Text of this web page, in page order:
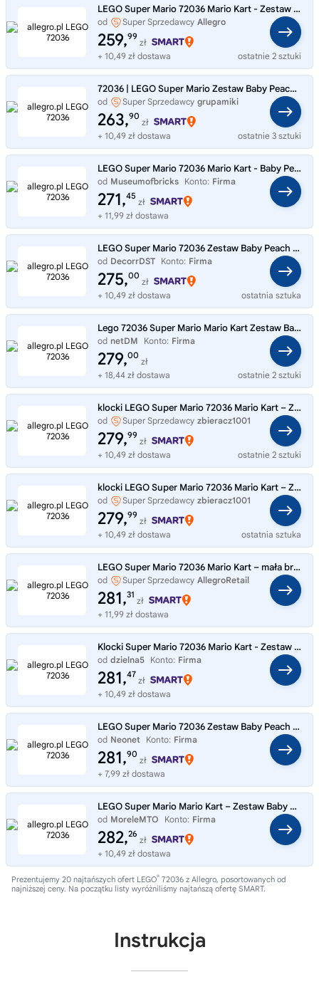
LEGO Super Mario 72036 Mario Kart - Zestaw Baby Peach i Grand Prix
od Super Sprzedawcy Allegro
259,99
zł
+ 10,49 zł dostawa
ostatnie 2 sztuki
72036 | LEGO Super Mario Zestaw Baby Peach i Grand Prix
od Super Sprzedawcy grupamiki
263,90
zł
+ 10,49 zł dostawa
ostatnie 3 sztuki
LEGO Super Mario 72036 Mario Kart - Baby Peach i zestaw Grand Prix
od Museumofbricks Konto: Firma
271,45
zł
+ 11,99 zł dostawa
LEGO Super Mario 72036 Zestaw Baby Peach i Grand Prix
od DecorrDST Konto: Firma
275,00
zł
+ 10,49 zł dostawa
ostatnia sztuka
Lego 72036 Super Mario Mario Kart Zestaw Baby Peach i Grand Prix 816531
od netDM Konto: Firma
279,00
zł
+ 18,44 zł dostawa
ostatnie 2 sztuki
klocki LEGO Super Mario 72036 Mario Kart – Zestaw Baby Peach i Grand Prix
od Super Sprzedawcy zbieracz1001
279,99
zł
+ 10,49 zł dostawa
ostatnie 2 sztuki
klocki LEGO Super Mario 72036 Mario Kart – Zestaw Baby Peach i Grand Prix
od Super Sprzedawcy zbieracz1001
279,99
zł
+ 10,49 zł dostawa
ostatnia sztuka
LEGO Super Mario 72036 Mario Kart – mała brzoskwinia i zestaw Grand Prix
od Super Sprzedawcy AllegroRetail
281,31
zł
+ 11,99 zł dostawa
Klocki Super Mario 72036 Mario Kart - Zestaw Baby Peach i Grand Prix WND D5
od dzielna5 Konto: Firma
281,47
zł
+ 10,49 zł dostawa
LEGO Super Mario 72036 Zestaw Baby Peach i Grand Prix
od Neonet Konto: Firma
281,90
zł
+ 7,99 zł dostawa
LEGO Super Mario Mario Kart – Zestaw Baby Peach i Grand Prix (72036)
od MoreleMTO Konto: Firma
282,26
zł
+ 10,49 zł dostawa
Prezentujemy 20 najtańszych ofert LEGO® 72036 z Allegro, posortowanych od
najniższej ceny. Na początku listy wyróżniliśmy najtańszą ofertę SMART.
Instrukcja